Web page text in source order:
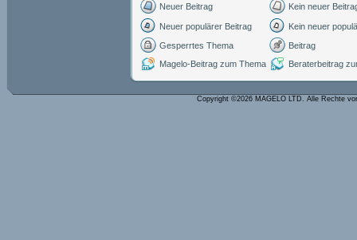
Neuer Beitrag Kein neuer
Neuer populärer Beitrag
Kein neuer
Gesperrtes Thema
Beitrag
Magelo-Beitrag zum Thema
Beraterbeitrag
Copyright ©2026 MAGELO LTD. Alle Rechte